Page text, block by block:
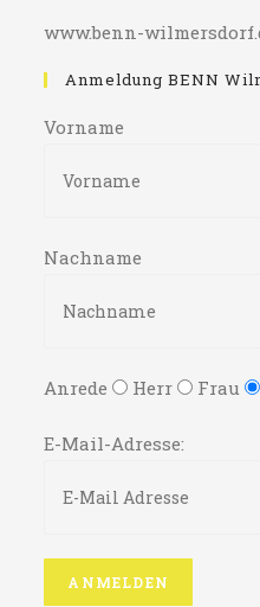
www.benn-
Anmeldung BENN
Vorname
Nachname
Anrede Herr Frau
E-Mail-Adresse: